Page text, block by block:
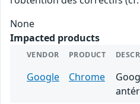
None
Impacted products
VENDOR PRODUCT
Google Chrome